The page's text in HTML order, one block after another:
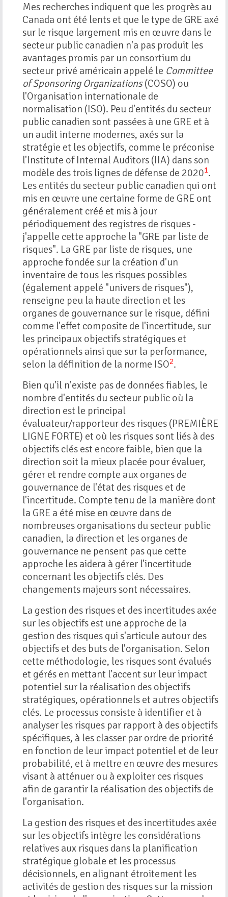
Mes recherches indiquent que les progrès au
Canada ont été lents et que le type de GRE axé
sur le risque largement mis en œuvre dans le
secteur public canadien n'a pas produit les
avantages promis par un consortium du
secteur privé américain appelé le Committee
of Sponsoring Organizations(COSO) ou
l'Organisation internationale de
normalisation (ISO). Peu d'entités du secteur
public canadien sont passées à une GRE et à
un audit interne modernes, axés sur la
stratégie et les objectifs, comme le préconise
l'Institute of Internal Auditors (IIA) dans son
modèle des trois lignes de défense de 20201 .
Les entités du secteur public canadien qui ont
mis en œuvre une certaine forme de GRE ont
généralement créé et mis à jour
périodiquement des registres de risques -
j'appelle cette approche la "GRE par liste de
risques". La GRE par liste de risques, une
approche fondée sur la création d'un
inventaire de tous les risques possibles
(également appelé "univers de risques"),
renseigne peu la haute direction et les
organes de gouvernance sur le risque, défini
comme l'effet composite de l'incertitude, sur
les principaux objectifs stratégiques et
opérationnels ainsi que sur la performance,
selon la définition de la norme ISO2.
Bien qu'il n'existe pas de données fiables, le
nombre d'entités du secteur public où la
direction est le principal
évaluateur/rapporteur des risques (PREMIÈRE
LIGNE FORTE) et où les risques sont liés à des
objectifs clés est encore faible, bien que la
direction soit la mieux placée pour évaluer,
gérer et rendre compte aux organes de
gouvernance de l'état des risques et de
l'incertitude. Compte tenu de la manière dont
la GRE a été mise en œuvre dans de
nombreuses organisations du secteur public
canadien, la direction et les organes de
gouvernance ne pensent pas que cette
approche les aidera à gérer l'incertitude
concernant les objectifs clés. Des
changements majeurs sont nécessaires.
La gestion des risques et des incertitudes axée
sur les objectifs est une approche de la
gestion des risques qui s'articule autour des
objectifs et des buts de l'organisation. Selon
cette méthodologie, les risques sont évalués
et gérés en mettant l'accent sur leur impact
potentiel sur la réalisation des objectifs
stratégiques, opérationnels et autres objectifs
clés. Le processus consiste à identifier et à
analyser les risques par rapport à des objectifs
spécifiques, à les classer par ordre de priorité
en fonction de leur impact potentiel et de leur
probabilité, et à mettre en œuvre des mesures
visant à atténuer ou à exploiter ces risques
afin de garantir la réalisation des objectifs de
l'organisation.
La gestion des risques et des incertitudes axée
sur les objectifs intègre les considérations
relatives aux risques dans la planification
stratégique globale et les processus
décisionnels, en alignant étroitement les
activités de gestion des risques sur la mission